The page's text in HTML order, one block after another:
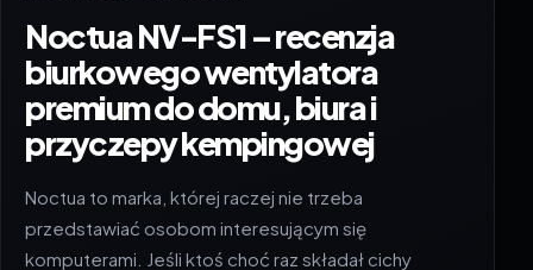
Noctua NV-FS1 – recenzja
biurkowego wentylatora
premium do domu, biura i
przyczepy kempingowej
Noctua to marka, której raczej nie trzeba
przedstawiać osobom interesującym się
komputerami. Jeśli ktoś choć raz składał cichy